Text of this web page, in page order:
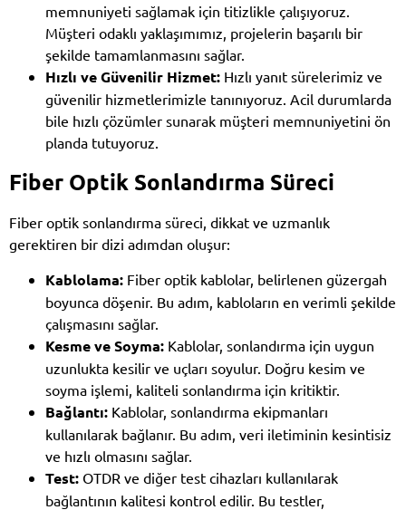
memnuniyeti sağlamak için titizlikle çalışıyoruz.
Müşteri odaklı yaklaşımımız, projelerin başarılı bir
şekilde tamamlanmasını sağlar.
Hızlı ve Güvenilir Hizmet: Hızlı yanıt sürelerimiz ve
güvenilir hizmetlerimizle tanınıyoruz. Acil durumlarda
bile hızlı çözümler sunarak müşteri memnuniyetini ön
planda tutuyoruz.
Fiber Optik Sonlandırma Süreci
Fiber optik sonlandırma süreci, dikkat ve uzmanlık
gerektiren bir dizi adımdan oluşur:
Kablolama: Fiber optik kablolar, belirlenen güzergah
boyunca döşenir. Bu adım, kabloların en verimli şekilde
çalışmasını sağlar.
Kesme ve Soyma: Kablolar, sonlandırma için uygun
uzunlukta kesilir ve uçları soyulur. Doğru kesim ve
soyma işlemi, kaliteli sonlandırma için kritiktir.
Bağlantı: Kablolar, sonlandırma ekipmanları
kullanılarak bağlanır. Bu adım, veri iletiminin kesintisiz
ve hızlı olmasını sağlar.
Test: OTDR ve diğer test cihazları kullanılarak
bağlantının kalitesi kontrol edilir. Bu testler,